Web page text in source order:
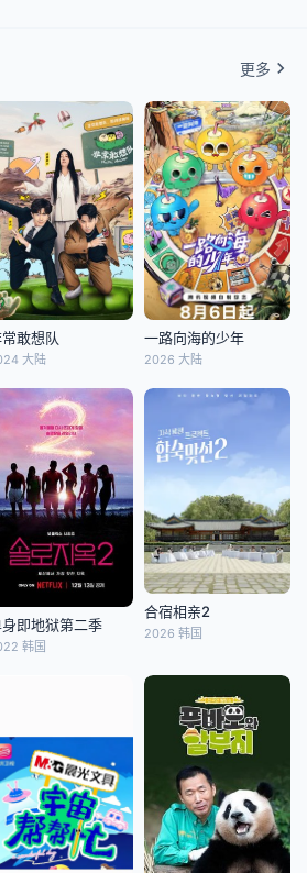
更多
敢想队
大陆
一路向海的少年
2026 大陆
即地狱第二季
韩国
合宿相亲2
2026 韩国